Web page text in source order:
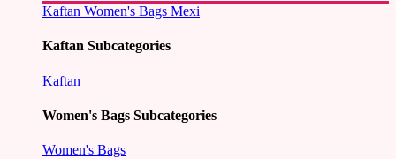
Kaftan Women's Bags Mexi
Kaftan Subcategories
Kaftan
Women's Bags Subcategories
Women's Bags